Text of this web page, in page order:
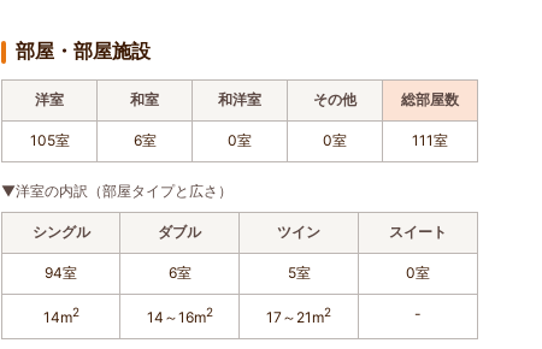
部屋・部屋施設
洋室 和室 和洋室 その他 総部屋数
105室 6室 0室 0室 111室
▼洋室の内訳（部屋タイプと広さ）
シングル ダブル ツイン スイート
94室 6室 5室 0室
14m2 14～16m2 17～21m2 -